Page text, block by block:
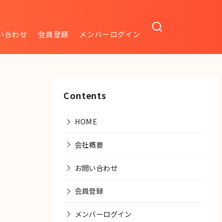
合わせ 会員登録 メンバーログイン
Contents
HOME
会社概要
お問い合わせ
会員登録
メンバーログイン